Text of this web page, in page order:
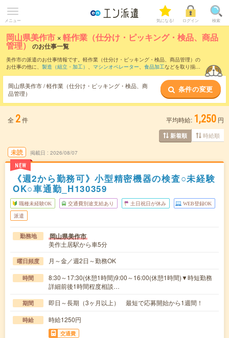
メニュー 気になる! ログイン 検索
岡山県美作市 ×軽作業（仕分け・ピッキング・検品、商品
管理） のお仕事一覧
美作市の派遣のお仕事情報です。軽作業（仕分け・ピッキング・検品、商品管理）の
お仕事の他に、 製造（組立・加工） 、 マシンオペレーター、 食品加工などを取り揃え
軽作業（仕分け・ピッキング・検品、商品管理）
のお仕事とは？とは？
岡山県美作市 / 軽作業（仕分け・ピッキング・検品、商
品管理）
条件の変更
全 2件 平均時給: 1,250 円
新着順 時給順
未読
NEW
掲載日 2026/08/07
《週2から勤務可》小型精密機器の検査○未経験
OK○車通勤_H130359
職種未経験OK 交通費別途支給あり 土日祝日が休み WEB登録OK
派遣
勤務地 岡山県美作市
美作土居駅から車5分
曜日頻度 月～金／週2日～勤務OK
時間
8:30～17:30(休憩1時間)9:00～16:00(休憩1時間)▼時短勤務
詳細前後1時間程度相談…
期間 即日～長期（3ヶ月以上） 最短で応募開始から1週間！
時給 時給1250円
交通費